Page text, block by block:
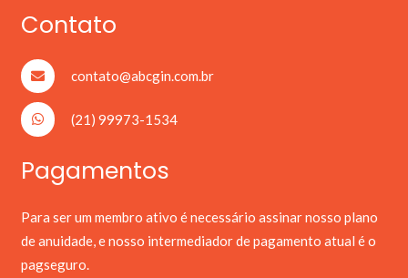
Contato
contato@abcgin.com.br
(21) 99973-1534
Pagamentos
Para ser um membro ativo é necessário assinar nosso plano
de anuidade, e nosso intermediador de pagamento atual é o
pagseguro.